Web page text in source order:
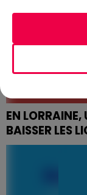
EN
BAISSER LES
Faire baisser
Meurthe-et-
conclu entre